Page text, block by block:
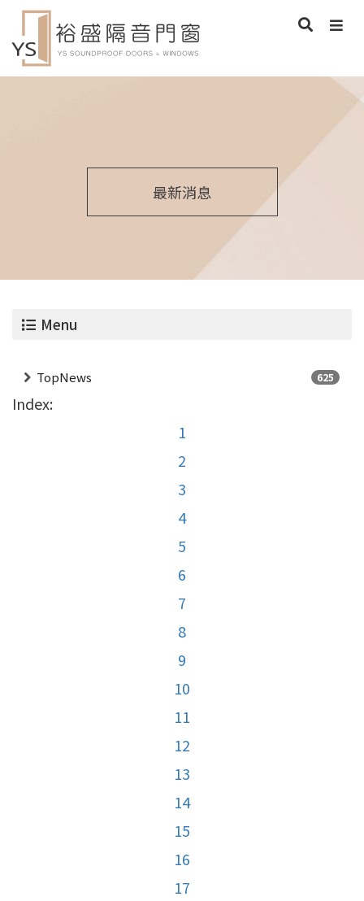
最新消息
Menu
TopNews 625
Index:
1
2
3
4
5
6
7
8
9
10
11
12
13
14
15
16
17